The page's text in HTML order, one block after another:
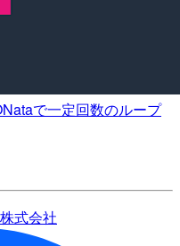
で一定回数のループ
式会社